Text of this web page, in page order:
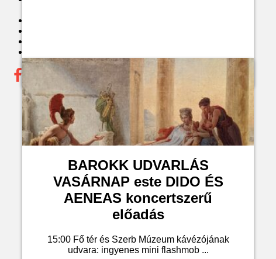
Jegyvásárlás
BAROKK UDVARLÁS
VASÁRNAP este DIDO ÉS
AENEAS koncertszerű
előadás
15:00 Fő tér és Szerb Múzeum kávézójának
udvara: ingyenes mini flashmob ...